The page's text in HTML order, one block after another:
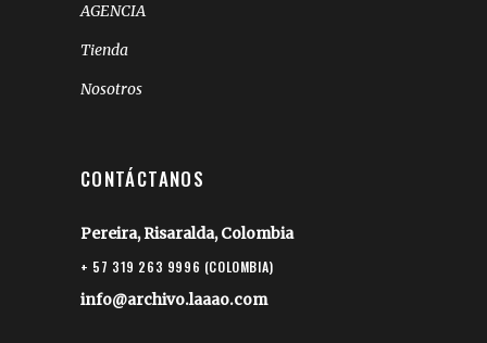
AGENCIA
Tienda
Nosotros
CONTÁCTANOS
Pereira, Risaralda, Colombia
+ 57 319 263 9996 (COLOMBIA)
info@archivo.laaao.com